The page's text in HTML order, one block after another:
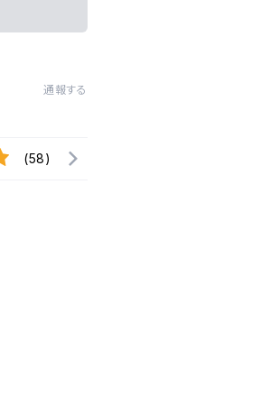
通報する
(58)